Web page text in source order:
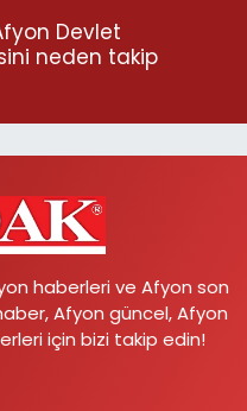
Devlet
neden takip
haberleri ve Afyon son
Afyon güncel, Afyon
için bizi takip edin!